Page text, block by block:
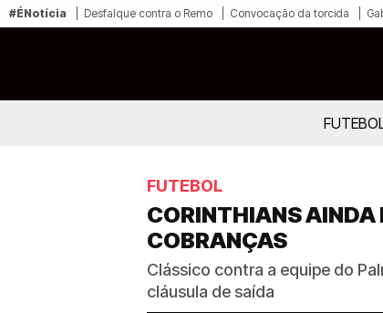
#ÉNotícia Desfalque contra o Remo Convocação da torcida
FUTEBOL
CORINTHIANS AINDA
COBRANÇAS
Clássico contra a equipe do
cláusula de saída